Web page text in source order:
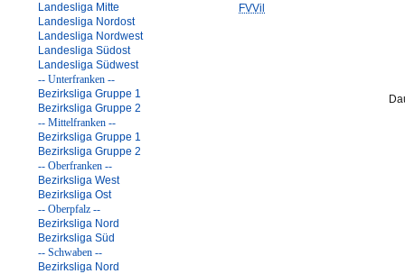
Landesliga Mitte
Landesliga Nordost
Landesliga Nordwest
Landesliga Südost
Landesliga Südwest
-- Unterfranken --
Bezirksliga Gruppe 1
Bezirksliga Gruppe 2
-- Mittelfranken --
Bezirksliga Gruppe 1
Bezirksliga Gruppe 2
-- Oberfranken --
Bezirksliga West
Bezirksliga Ost
-- Oberpfalz --
Bezirksliga Nord
Bezirksliga Süd
-- Schwaben --
Bezirksliga Nord
FVVil